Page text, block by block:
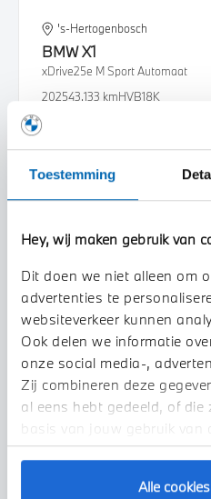
Toestemming
Hey, wij maken gebruik van
Dit doen we niet alleen om
advertenties te
websiteverkeer kunnen
Ook delen we informatie
onze social media-,
Zij combineren deze
al eens hebt gedeeld, of die
basis van jouw gebruik van
Alle
's-Hertogenbosch
BMWX1
xDrive25e M Sport Automaat
202543.133 kmHVB18K
Bekijk details
's-Hertogenbosch